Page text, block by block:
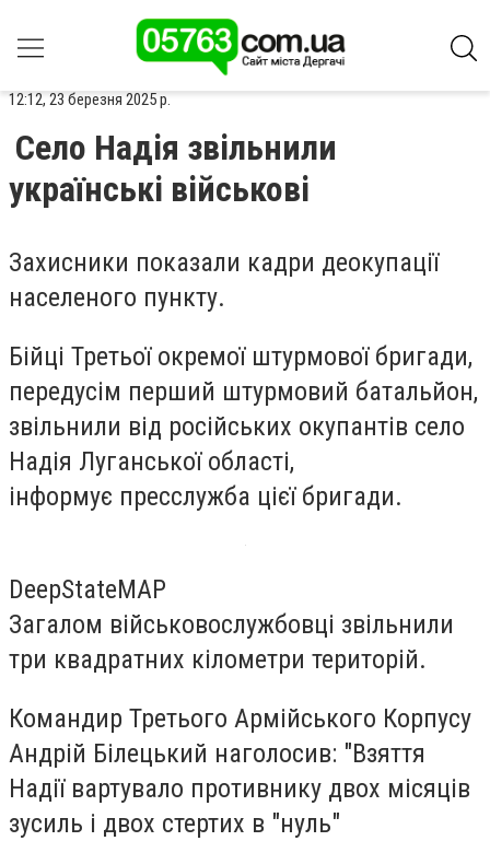
12:12, 23 березня 2025 р.
Село Надія звільнили
українські військові
Захисники показали кадри деокупації
населеного пункту.
Бійці Третьої окремої штурмової бригади,
передусім перший штурмовий батальйон,
звільнили від російських окупантів село
Надія Луганської області,
інформує пресслужба цієї бригади.
DeepStateMAP
Загалом військовослужбовці звільнили
три квадратних кілометри територій.
Командир Третього Армійського Корпусу
Андрій Білецький наголосив: "Взяття
Надії вартувало противнику двох місяців
зусиль і двох стертих в "нуль"